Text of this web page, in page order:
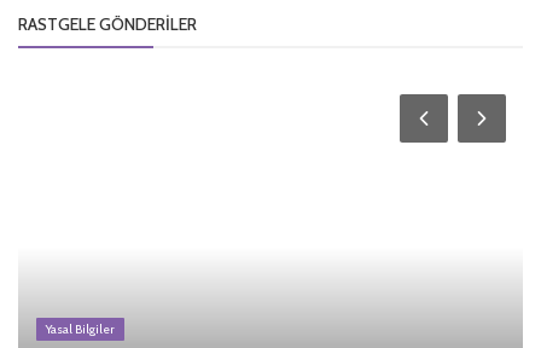
RASTGELE GÖNDERILER
Yasal Bilgiler